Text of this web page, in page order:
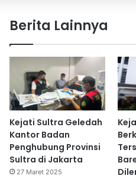
Berita Lainnya
Kejati Sultra Geledah
Kantor Badan
Penghubung Provinsi
Sultra di Jakarta
27 Maret 2025